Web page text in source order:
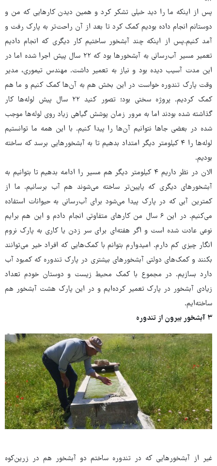
پس از اینکه ما را دید خیلی تشکر کرد و همین دیدن کارهایی که من و
دوستانم انجام داده بودیم کمک کرد تا بعد از آن راحت‌تر به پارک رفت و
آمد کنیم.پس از اینکه چند آبشخور ساختیم کار دیگری که انجام دادیم
تعمیر مسیر آب‌رسانی به آبشخورها بود که ۲۲ سال پیش اجرا شده اما در
این مدت آسیب دیده بود و نیاز به تعمیر داشت. مهندس تیموری، مدیر
وقت پارک تندوره خواست در این بخش هم به آن‌ها کمک کنیم و ما هم
کمک کردیم. پروژه سختی بود؛ تصور کنید ۲۲ سال پیش لوله‌ها کار
گذاشته شده بودند اما به مرور زمان پوشش گیاهی زیاد روی لوله‌ها موجب
شده در بعضی جاها نتوانیم آن‌ها را پیدا کنیم. با این همه ما توانستیم
لوله‌ها را ۴ کیلومتر دیگر امتداد بدهیم تا به آبشخورهایی برسد که ساخته
بودیم.
الان در نظر داریم ۴ کیلومتر دیگر هم مسیر را ادامه بدهیم تا بتوانیم به
آبشخورهای دیگری که پایین‌تر ساخته می‌شوند هم آب برسانیم. ما از
کمترین آبی که در پارک پیدا می‌شود برای آب‌رسانی به حیوانات استفاده
می‌کنیم. در این ۶ سال من کارهای متفاوتی انجام دادم و این هم برایم
نوعی عادت شده است و اگر هفته‌ای برای سر زدن یا کاری به پارک نروم
انگار چیزی کم دارم. امیدوارم بتوانم با کمک‌هایی که افراد خیر می‌توانند
بکنند و کمک‌های دولتی آبشخورهای بیشتری در پارک تندوره که کمبود آب
دارد بسازیم. در مجموع با کمک محیط زیست و دوستان خودم تعداد
زیادی آبشخور در پارک تعمیر کرده‌ایم و در این پارک هشت آبشخور هم
ساخته‌ایم.
۳ آبشخور بیرون از تندوره
غیر از آبشخورهایی که در تندوره ساختم دو آبشخور هم در زرین‌کوه